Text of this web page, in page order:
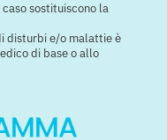
sostituiscono la
disturbi e/o malattie è
di base o allo